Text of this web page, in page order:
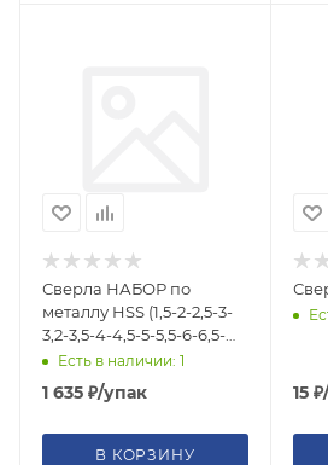
Сверла НАБОР по
металлу HSS (1,5-2-2,5-3-
3,2-3,5-4-4,5-5-5,5-6-6,5-
8мм) 13шт титановое
покрытие
Есть в наличии: 1
1 635 ₽/упак
В КОРЗИНУ
15₽